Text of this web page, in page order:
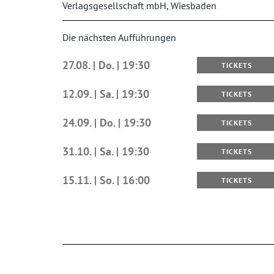
Verlagsgesellschaft mbH, Wiesbaden
Die nächsten Aufführungen
27.08. | Do. | 19:30 TICKETS
12.09. | Sa. | 19:30 TICKETS
24.09. | Do. | 19:30 TICKETS
31.10. | Sa. | 19:30 TICKETS
15.11. | So. | 16:00 TICKETS